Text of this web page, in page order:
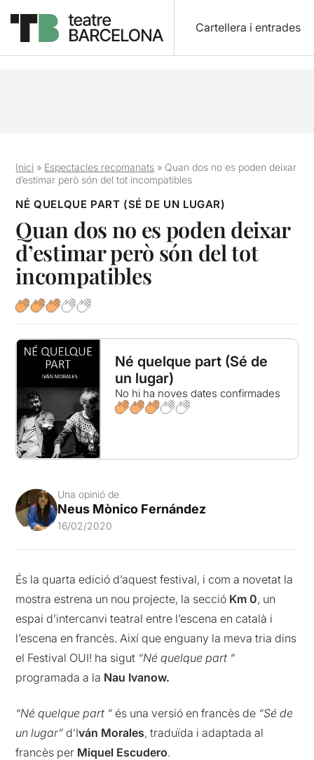
Cartellera i entrades
Inici » Espectacles recomanats » Quan dos no es poden deixar
d’estimar però són del tot incompatibles
NÉ QUELQUE PART (SÉ DE UN LUGAR)
Quan dos no es poden deixar
d’estimar però són del tot
incompatibles
Né quelque part (Sé de
un lugar)
No hi ha noves dates confirmades
Una opinió de
Neus Mònico Fernández
16/02/2020
És la quarta edició d’aquest festival, i com a novetat la
mostra estrena un nou projecte, la secció Km 0, un
espai d’intercanvi teatral entre l’escena en català i
l’escena en francès. Així que enguany la meva tria dins
el Festival OUI! ha sigut “Né quelque part “
programada a la Nau Ivanow.
“Né quelque part “ és una versió en francès de “Sé de
un lugar” d’Iván Morales, traduïda i adaptada al
francès per Miquel Escudero.